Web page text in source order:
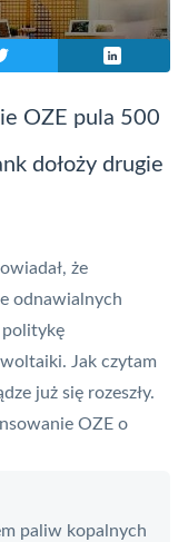
OZE pula 500
dołoży drugie
że
odnawialnych
politykę
Jak czytam
już się rozeszły.
OZE o
paliw kopalnych